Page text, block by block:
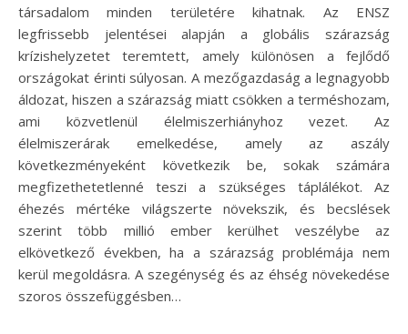
társadalom minden területére kihatnak. Az ENSZ
legfrissebb jelentései alapján a globális szárazság
krízishelyzetet teremtett, amely különösen a fejlődő
országokat érinti súlyosan. A mezőgazdaság a legnagyobb
áldozat, hiszen a szárazság miatt csökken a terméshozam,
ami közvetlenül élelmiszerhiányhoz vezet. Az
élelmiszerárak emelkedése, amely az aszály
következményeként következik be, sokak számára
megfizethetetlenné teszi a szükséges táplálékot. Az
éhezés mértéke világszerte növekszik, és becslések
szerint több millió ember kerülhet veszélybe az
elkövetkező években, ha a szárazság problémája nem
kerül megoldásra. A szegénység és az éhség növekedése
szoros összefüggésben…